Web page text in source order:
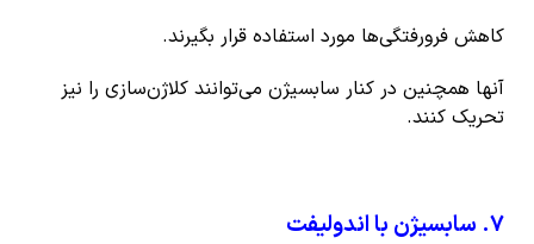
کاهش فرورفتگی‌ها مورد استفاده قرار بگیرند.
آنها همچنین در کنار سابسیژن می‌توانند کلاژن‌سازی را نیز
تحریک کنند.
۷. سابسیژن با اندولیفت